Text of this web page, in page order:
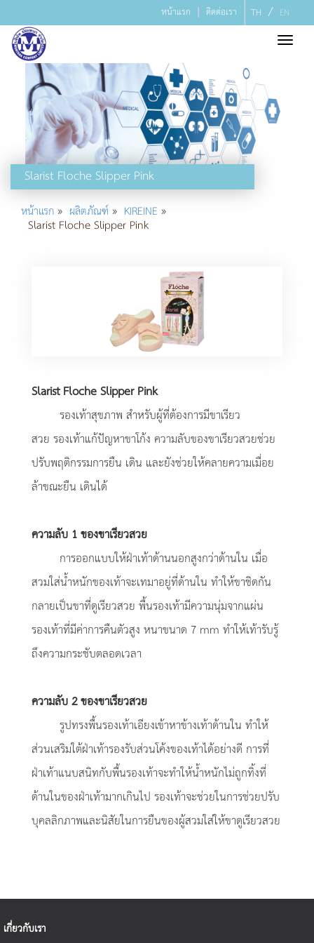
TH / EN
ติดต่อเรา
หน้าแรก
Slarist Floche Slipper Pink
หน้าแรก» ผลิตภัณฑ์» KIREINE »
Slarist Floche Slipper Pink
Slarist Floche Slipper Pink
รองเท้าสุขภาพ สำหรับผู้ที่ต้องการมีขาเรียว
สวย รองเท้าแก้ปัญหาขาโก้ง ความลับของขาเรียวสวยช่วย
ปรับพฤติกรรมการยืน เดิน และยังช่วยให้คลายความเมื่อย
ล้าขณะยืน เดินได้
ความลับ 1 ของขาเรียวสวย
การออกแบบให้ฝ่าเท้าด้านนอกสูงกว่าด้านใน เมื่อ
สวมใส่น้ำหนักของเท้าจะเทมาอยู่ที่ด้านใน ทำให้ขาชิดกัน
กลายเป็นขาที่ดูเรียวสวย พื้นรองเท้ามีความนุ่มจากแผ่น
รองเท้าที่มีค่าการคืนตัวสูง หนาขนาด 7 mm ทำให้เท้ารับรู้
ถึงความกระชับตลอดเวลา
ความลับ 2 ของขาเรียวสวย
รูปทรงพื้นรองเท้าเอียงเข้าหาข้างเท้าด้านใน ทำให้
ส่วนเสริมใต้ฝ่าเท้ารองรับส่วนโค้งของเท้าได้อย่างดี การที่
ฝ่าเท้าแนบสนิทกับพื้นรองเท้าจะทำให้น้ำหนักไม่ถูกทิ้งที่
ด้านในของฝ่าเท้ามากเกินไป รองเท้าจะช่วยในการช่วยปรับ
บุคลลิกภาพและนิสัยในการยืนของผู้สวมใส่ให้ขาดูเรียวสวย
เกี่ยวกับเรา